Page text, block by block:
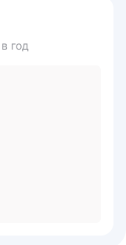
год